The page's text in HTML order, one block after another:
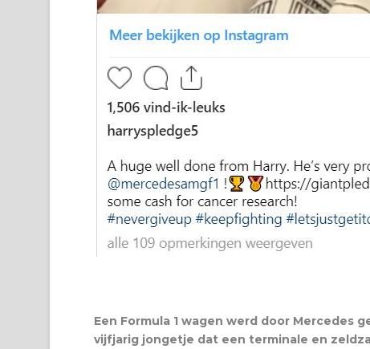
Een Formula 1 wagen werd door Mercedes
vijfjarig jongetje dat een terminale en